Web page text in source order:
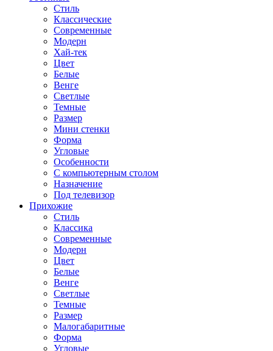
Стиль
Классические
Современные
Модерн
Хай-тек
Цвет
Белые
Венге
Светлые
Темные
Размер
Мини стенки
Форма
Угловые
Особенности
С компьютерным столом
Назначение
Под телевизор
Прихожие
Стиль
Классика
Современные
Модерн
Цвет
Белые
Венге
Светлые
Темные
Размер
Малогабаритные
Форма
Угловые